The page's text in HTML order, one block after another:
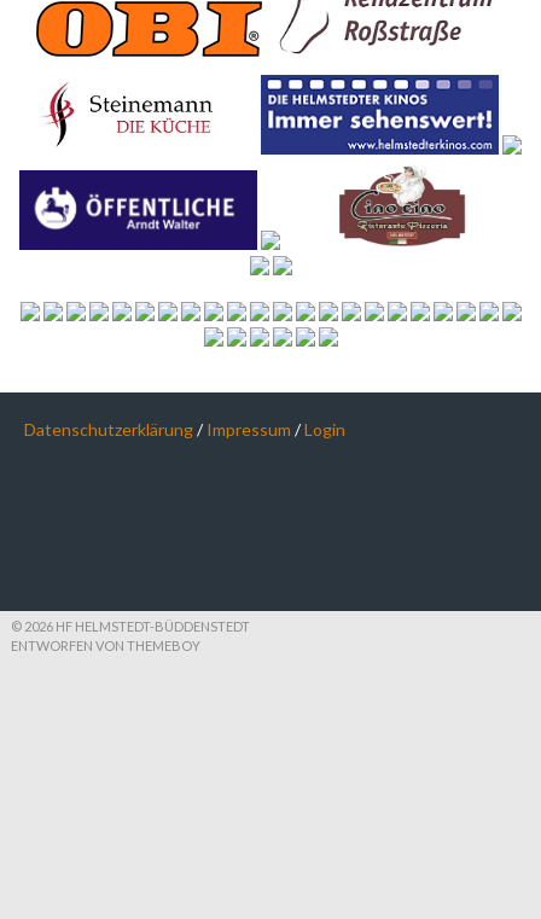
Datenschutzerklärung/Impressum /Login
© 2026 HF HELMSTEDT-BÜDDENSTEDT
ENTWORFEN VON THEMEBOY